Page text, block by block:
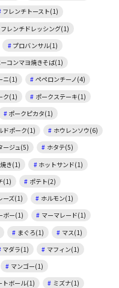
フレンチトースト(1)
フレンチドレッシング(1)
プロバンサル(1)
コンマヨ焼きそば(1)
ニ(1)
ペペロンチーノ(4)
ク(1)
ポークステーキ(1)
ポークピカタ(1)
ドポーク(1)
ホウレンソウ(6)
ージュ(5)
ホタテ(5)
き(1)
ホットサンド(1)
(1)
ポテト(2)
ーズ(1)
ホルモン(1)
ボー(1)
マーマレード(1)
まぐろ(1)
マス(1)
マダラ(1)
マフィン(1)
マンゴー(1)
トボール(1)
ミズナ(1)